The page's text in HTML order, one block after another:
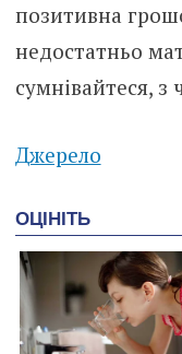
позитивна
недостатньо
сумнівайтеся,
Джерело